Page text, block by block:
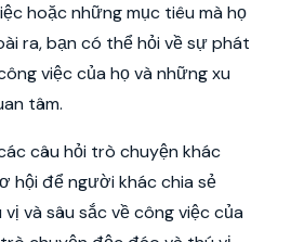
hoặc những mục tiêu mà họ
ra, bạn có thể hỏi về sự phát
việc của họ và những xu
tâm.
câu hỏi trò chuyện khác
hội để người khác chia sẻ
và sâu sắc về công việc của